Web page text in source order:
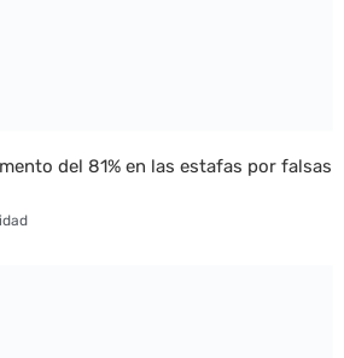
del 81% en las estafas por falsas